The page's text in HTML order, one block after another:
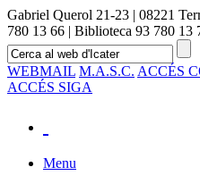
Gabriel Querol 21-23 | 08221
780 13 66 | Biblioteca 93 780 13
WEBMAIL M.A.S.C. ACCÉS
ACCÉS SIGA
Menu